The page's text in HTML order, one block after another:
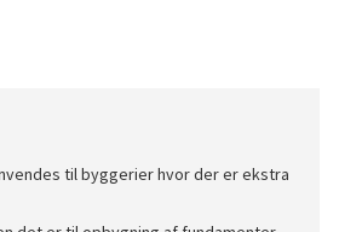
til byggerier hvor der er ekstra